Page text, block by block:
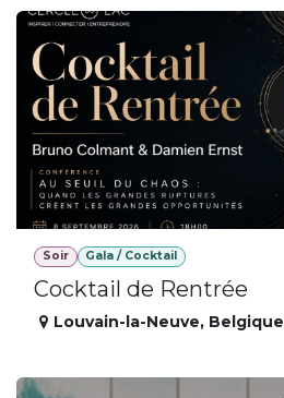
Soir Gala / Cocktail
Cocktail de Rentrée
Louvain-la-Neuve, Belgique